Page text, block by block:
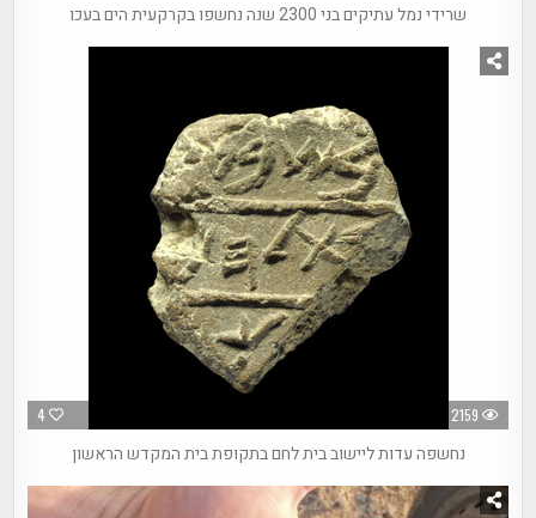
שרידי נמל עתיקים בני 2300 שנה נחשפו בקרקעית הים בעכו
4 2159
נחשפה עדות ליישוב בית לחם בתקופת בית המקדש הראשון